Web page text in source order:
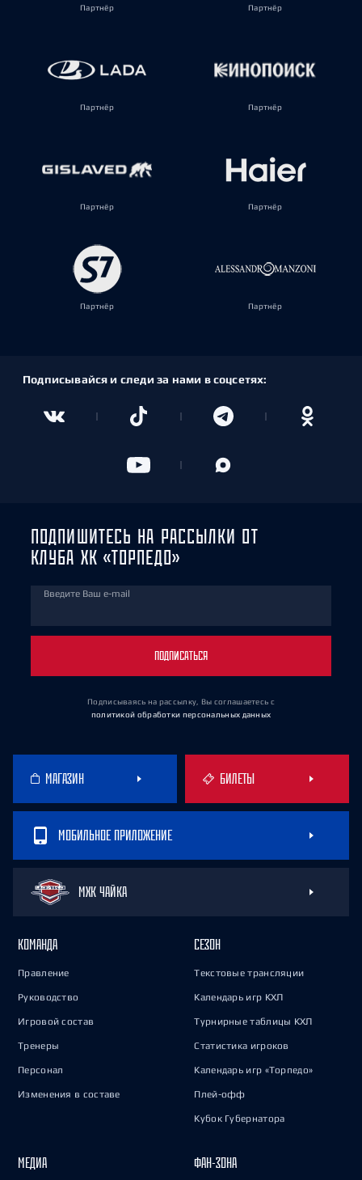
Партнёр Партнёр
Партнёр Партнёр
Партнёр Партнёр
Партнёр Партнёр
Подписывайся и следи за нами в соцсетях:
ПОДПИШИТЕСЬ НА РАССЫЛКИ ОТ
КЛУБА ХК «ТОРПЕДО»
Введите Ваш e-mail
ПОДПИСАТЬСЯ
Подписываясь на рассылку, Вы соглашаетесь с
политикой обработки персональных данных
МАГАЗИН БИЛЕТЫ
МОБИЛЬНОЕ ПРИЛОЖЕНИЕ
МХК ЧАЙКА
КОМАНДА
Правление
Руководство
Игровой состав
Тренеры
Персонал
Изменения в составе
СЕЗОН
Текстовые трансляции
Календарь игр КХЛ
Турнирные таблицы КХЛ
Статистика игроков
Календарь игр «Торпедо»
Плей-офф
Кубок Губернатора
МЕДИА ФАН-ЗОНА